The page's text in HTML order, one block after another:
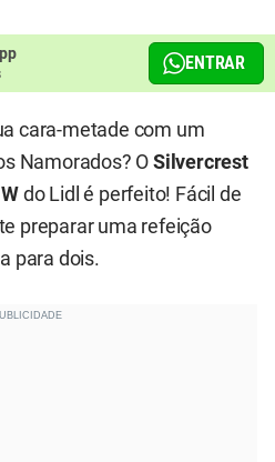
ENTRAR
cara-metade com um
Namorados? O Silvercrest
do Lidl é perfeito! Fácil de
preparar uma refeição
para dois.